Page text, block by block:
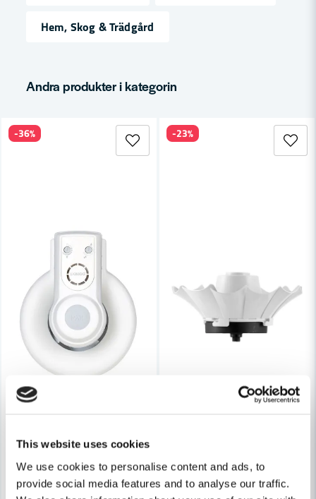
This website uses cookies
We use cookies to personalise content and ads, to
provide social media features and to analyse our traffic.
Namn
Ja, ni får publicera min fråga
Hem, Skog & Trädgård
Andra produkter i kategorin
-36% -23%